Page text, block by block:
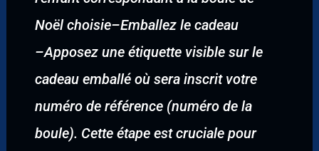
Noël choisie–Emballez le cadeau
–Apposez une étiquette visible sur le
cadeau emballé où sera inscrit votre
numéro de référence (numéro de la
boule). Cette étape est cruciale pour